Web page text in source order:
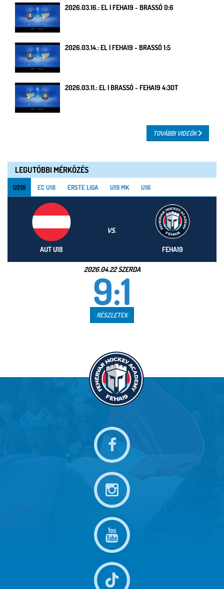
2026.03.16.: EL | FEHA19 - BRASSÓ 0:6
2026.03.14.: EL | FEHA19 - BRASSÓ 1:5
2026.03.11.: EL | BRASSÓ - FEHA19 4:3OT
TOVÁBBI VIDEÓK
LEGUTÓBBI MÉRKŐZÉS
U20I EC U18 ERSTE LIGA U19 MK U16
AUT U18
VS.
FEHA19
2026.04.22 SZERDA
9:1
RÉSZLETEK